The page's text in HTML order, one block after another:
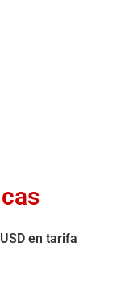
en tarifa